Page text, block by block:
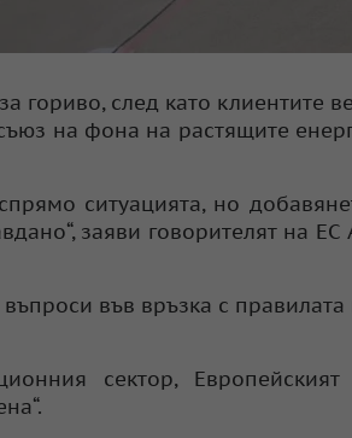
гориво, след като клиентите
на фона на растящите
ситуацията, но
заяви говорителят на ЕС
във връзка с правилата
сектор, Европейският